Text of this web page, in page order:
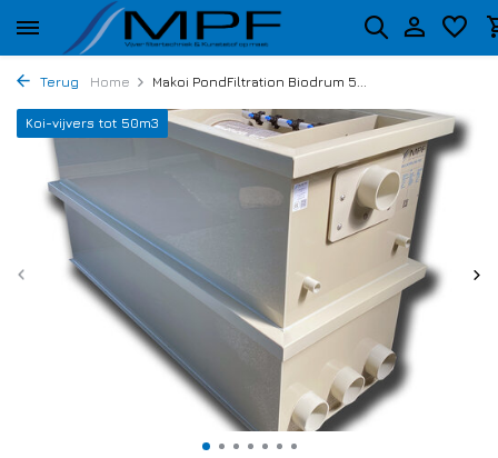
Terug Home Makoi PondFiltration Biodrum 5...
Koi-vijvers tot 50m3